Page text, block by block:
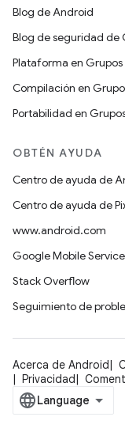
Blog de Android
Blog de seguridad de
Plataforma en
Compilación en
Portabilidad en
OBTÉN AYUDA
Centro de ayuda de
Centro de ayuda de
www.android.com
Google Mobile
Stack Overflow
Seguimiento de
Acerca de Android
Privacidad